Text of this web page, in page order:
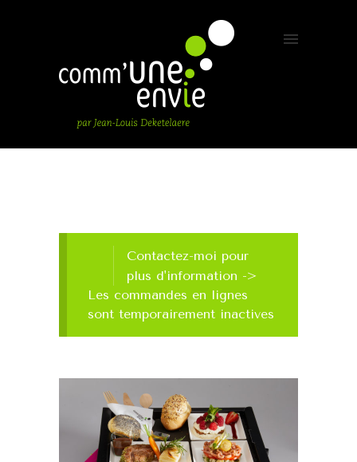
Contactez-moi pour
plus d'information ->
Les commandes en lignes
sont temporairement inactives